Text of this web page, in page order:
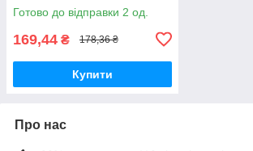
Готово до відправки 2 од.
169,44 ₴ 178,36 ₴
Купити
Про нас